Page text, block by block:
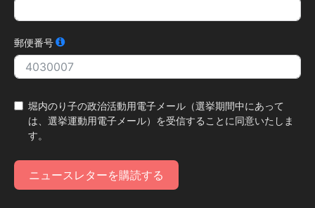
郵便番号
堀内のり子の政治活動用電子メール（選挙期間中にあって
は、選挙運動用電子メール）を受信することに同意いたしま
す。
ニュースレターを購読する